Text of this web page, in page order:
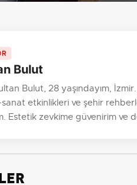
Bulut
Bulut, 28 yaşındayım,
etkinlikleri ve şehir
Estetik zevkime güvenirim ve